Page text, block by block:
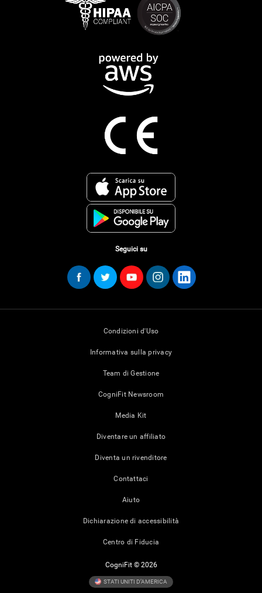
Seguici su
Condizioni d'Uso
Informativa sulla privacy
Team di Gestione
CogniFit Newsroom
Media Kit
Diventare un affiliato
Diventa un rivenditore
Contattaci
Aiuto
Dichiarazione di accessibilità
Centro di Fiducia
CogniFit © 2026
STATI UNITI D’AMERICA